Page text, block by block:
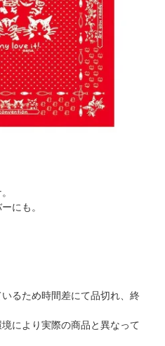
にも。
るため時間差にて品切れ、終
により実際の商品と異なって